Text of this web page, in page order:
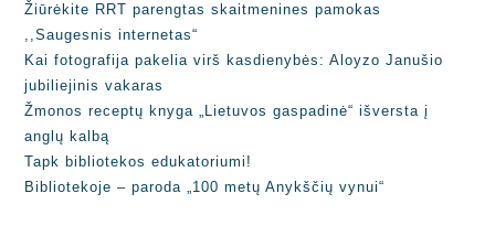
Žiūrėkite RRT parengtas skaitmenines pamokas
,,Saugesnis internetas“
Kai fotografija pakelia virš kasdienybės: Aloyzo Janušio
jubiliejinis vakaras
Žmonos receptų knyga „Lietuvos gaspadinė“ išversta į
anglų kalbą
Tapk bibliotekos edukatoriumi!
Bibliotekoje – paroda „100 metų Anykščių vynui“